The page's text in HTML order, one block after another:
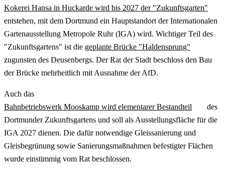
Kokerei Hansa in Huckarde wird bis 2027 der "Zukunftsgarten"
entstehen, mit dem Dortmund ein Hauptstandort der Internationalen
Gartenausstellung Metropole Ruhr (IGA) wird. Wichtiger Teil des
"Zukunftsgartens" ist die geplante Brücke "Haldensprung"
zugunsten des Deusenbergs. Der Rat der Stadt beschloss den Bau
der Brücke mehrheitlich mit Ausnahme der AfD.
Auch das
Bahnbetriebswerk Mooskamp wird elementarer Bestandteil
des
Dortmunder Zukunftsgartens und soll als Ausstellungsfläche für die
IGA 2027 dienen. Die dafür notwendige Gleissanierung und
Gleisbegrünung sowie Sanierungsmaßnahmen befestigter Flächen
wurde einstimmig vom Rat beschlossen.